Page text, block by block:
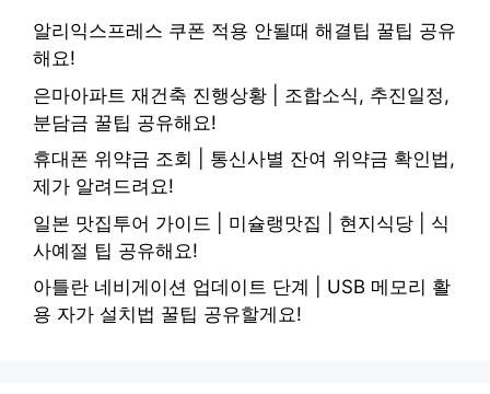
알리익스프레스 쿠폰 적용 안될때 해결팁 꿀팁 공유
해요!
은마아파트 재건축 진행상황 | 조합소식, 추진일정,
분담금 꿀팁 공유해요!
휴대폰 위약금 조회 | 통신사별 잔여 위약금 확인법,
제가 알려드려요!
일본 맛집투어 가이드 | 미슐랭맛집 | 현지식당 | 식
사예절 팁 공유해요!
아틀란 네비게이션 업데이트 단계 | USB 메모리 활
용 자가 설치법 꿀팁 공유할게요!